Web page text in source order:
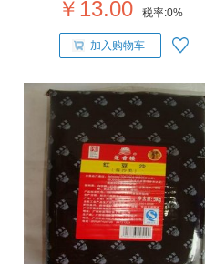
￥13.00 税率:0%
加入购物车